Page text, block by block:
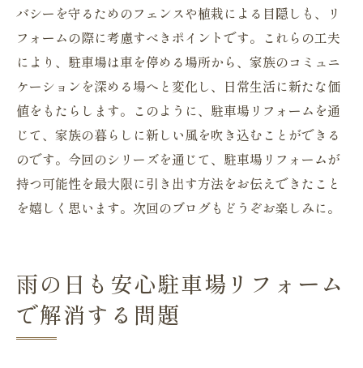
バシーを守るためのフェンスや植栽による目隠しも、リ
フォームの際に考慮すべきポイントです。これらの工夫
により、駐車場は車を停める場所から、家族のコミュニ
ケーションを深める場へと変化し、日常生活に新たな価
値をもたらします。このように、駐車場リフォームを通
じて、家族の暮らしに新しい風を吹き込むことができる
のです。今回のシリーズを通じて、駐車場リフォームが
持つ可能性を最大限に引き出す方法をお伝えできたこと
を嬉しく思います。次回のブログもどうぞお楽しみに。
雨の日も安心駐車場リフォーム
で解消する問題